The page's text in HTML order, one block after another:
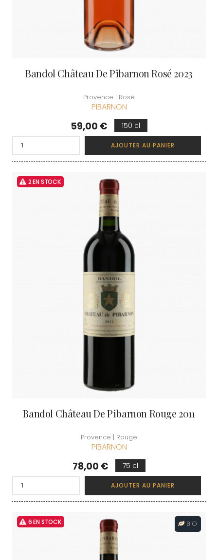
Bandol Château De Pibarnon Rosé 2023
Provence | Rosé
PIBARNON
Prix
59,00 € 150 cl
AJOUTER AU PANIER
2 EN STOCK
Bandol Château De Pibarnon Rouge 2011
Provence | Rouge
PIBARNON
Prix
78,00 € 75 cl
AJOUTER AU PANIER
6 EN STOCK BIO